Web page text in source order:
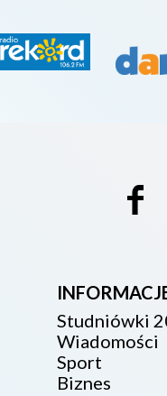
Studniówki
Wiadomości
Sport
Biznes